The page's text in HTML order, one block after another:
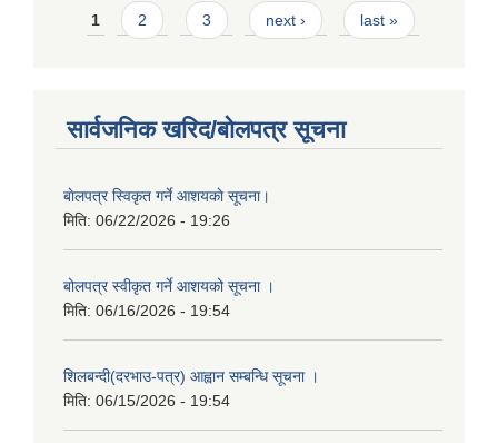
Pages
1 2 3 next › last »
सार्वजनिक खरिद/बोलपत्र सूचना
बाेलपत्र स्विकृत गर्ने आशयकाे सूचना।
मिति: 06/22/2026 - 19:26
बोलपत्र स्वीकृत गर्ने आशयको सूचना ।
मिति: 06/16/2026 - 19:54
शिलबन्दी(दरभाउ-पत्र) आह्वान सम्बन्धि सूचना ।
मिति: 06/15/2026 - 19:54